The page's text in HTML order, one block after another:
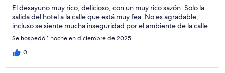
El desayuno muy rico, delicioso, con un muy rico sazón. Solo la
salida del hotel a la calle que está muy fea. No es agradable,
incluso se siente mucha inseguridad por el ambiente de la calle.
Se hospedó 1 noche en diciembre de 2025
0